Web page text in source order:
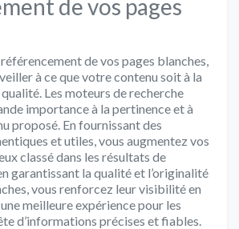
de vos pages
de vos pages blanches,
à ce que votre contenu soit à la
Les moteurs de recherche
importance à la pertinence et à
proposé. En fournissant des
et utiles, vous augmentez vos
classé dans les résultats de
garantissant la qualité et l’originalité
vous renforcez leur visibilité en
meilleure expérience pour les
d’informations précises et fiables.